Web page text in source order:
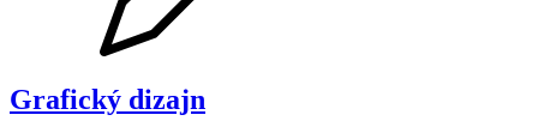
Grafický dizajn